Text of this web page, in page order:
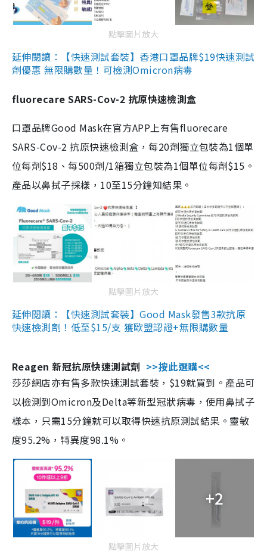
點擊圖片放大
延伸閱讀：【快速測試套裝】香港口罩品牌$19快速測試
劑優惠 無限購數量！可檢測Omicron病毒
fluorecare SARS-Cov-2 抗原快速檢測盒
口罩品牌Good Mask在官方APP上有售fluorecare
SARS-Cov-2 抗原快速檢測盒，每20劑獨立包裝為1個單
位每劑$18、每500劑/1箱獨立包裝為1個單位每劑$15。
產品以鼻拭子採樣，10至15分鐘知結果。
點擊圖片放大
延伸閱讀：【快速測試套裝】Good Mask發售3款抗原
快速檢測劑！低至$15/支 獲歐盟認證+無限購數量
Reagen 新冠抗原快速測試劑 >>按此選購<<
莎莎網店亦有售多款快速測試套裝，$19就買到。產品可
以檢測到Omicron及Delta等新型冠狀病毒，使用鼻拭子
樣本，只需15分鐘就可以取得快速抗原測試結果。靈敏
度95.2%，特異度98.1%。
+2
點擊圖片放大